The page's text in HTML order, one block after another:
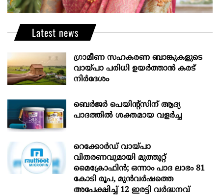
Latest news
ഗ്രാമീണ സഹകരണ ബാങ്കുകളുടെ
വായ്പാ പരിധി ഉയർത്താൻ കരട്
നിർദേശം
ബെർജർ പെയിന്റ്സിന് ആദ്യ
പാദത്തിൽ ശക്തമായ വളർച്ച
റെക്കോർഡ് വായ്പാ
വിതരണവുമായി മുത്തൂറ്റ്
മൈക്രോഫിൻ; ഒന്നാം പാദ ലാഭം 81
കോടി രൂപ, മുൻവർഷത്തെ
അപേക്ഷിച്ച് 12 ഇരട്ടി വർദ്ധനവ്